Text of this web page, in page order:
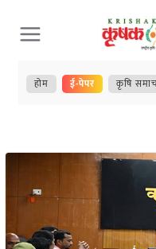
Skip
to
content
होम ई-पेपर कृषि